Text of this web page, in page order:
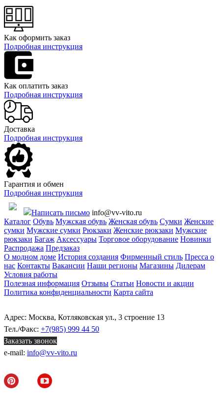
Как оформить заказ
Подробная инструкция
Как оплатить заказ
Подробная инструкция
Доставка
Подробная инструкция
Гарантия и обмен
Подробная инструкция
Написать письмо info@vv-vito.ru
Каталог Обувь Мужская обувь Женская обувь Сумки Женские
сумки Мужские сумки Рюкзаки Женские рюкзаки Мужские
рюкзаки Багаж Аксессуары Торговое оборудование Новинки
Распродажа Предзаказ
О модном доме История создания Фирменный стиль Пресса о
нас Контакты Вакансии Наши регионы Магазины Дилерам
Условия работы
Полезная информация Отзывы Статьи Новости и акции
Политика конфиденциальности Карта сайта
Адрес: Москва, Котляковская ул., 3 строение 13
Тел./Факс: +7(985) 999 44 50
Заказать звонок
e-mail: info@vv-vito.ru